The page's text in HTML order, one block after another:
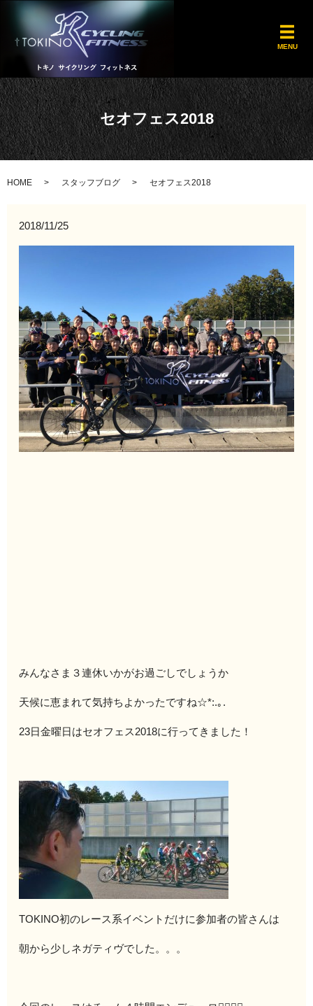
MENU
セオフェス2018
HOME スタッフブログ セオフェス2018
2018/11/25
みんなさま３連休いかがお過ごしでしょうか
天候に恵まれて気持ちよかったですね☆*:.｡.
23日金曜日はセオフェス2018に行ってきました！
TOKINO初のレース系イベントだけに参加者の皆さんは
朝から少しネガティヴでした。。。